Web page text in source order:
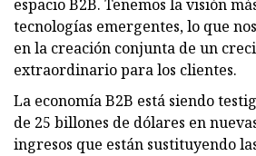
espacio B2B. Tenemos la visión
tecnologías emergentes, lo que
en la creación conjunta de un
extraordinario para los clientes.
La economía B2B está siendo
de 25 billones de dólares en
ingresos que están sustituyendo